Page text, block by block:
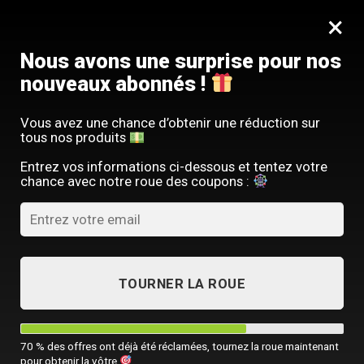
contenu
Comment enlever un flocage sur
un sac ?
En bref
×
Nous avons une surprise pour nos
nouveaux abonnés !
Vous avez une chance d’obtenir une réduction sur
tous nos produits
Entrez vos informations ci-dessous et tentez votre
chance avec notre roue des coupons :
TOURNER LA ROUE
70 % des offres ont déjà été réclamées, tournez la roue maintenant
pour obtenir la vôtre